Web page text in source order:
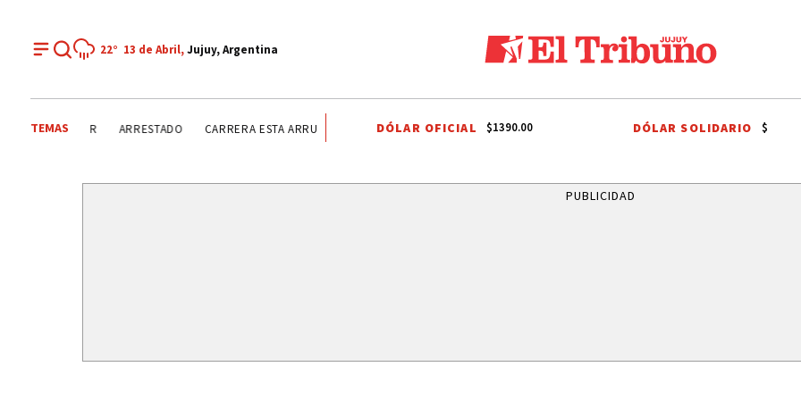
22° 13 de Abril,Jujuy, Argentina
TEMASALBERTO SIUFI JULIO RICARDO MADRE DE ANGEL RIMI 19 DE ABRIL PROYECTO OPOSITOR ARRESTADO CARRERA
DÓLAR OFICIAL $1390.00 DÓLAR SOLIDARIO $
PUBLICIDAD